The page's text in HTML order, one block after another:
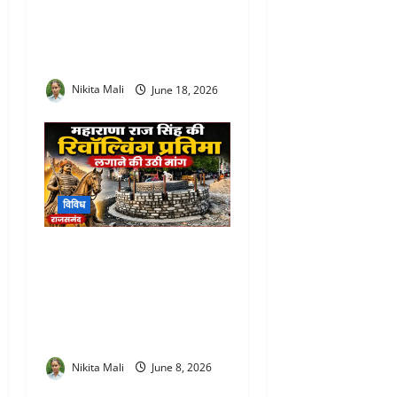
Nikita Mali June 18, 2026
विविध
Nikita Mali June 8, 2026